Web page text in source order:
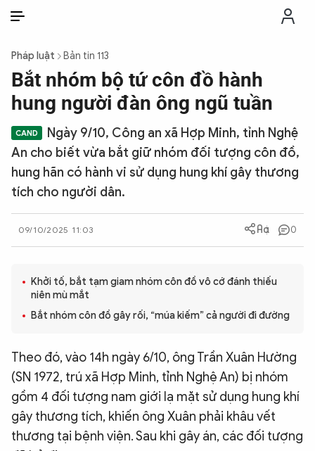
THỜI SỰ
CHỐNG DIỄN BIẾN HÒA BÌNH
CÔNG AN TRONG LÒNG DÂN
PHÁP LUẬT
CÔNG NGHỆ
VĂN HÓA - THỂ THAO
BẠN ĐỌC & CAND
Pháp luật Bản tin 113
Bắt nhóm bộ tứ côn đồ hành
hung người đàn ông ngũ tuần
Ngày 9/10, Công an xã Hợp Minh, tỉnh Nghệ
An cho biết vừa bắt giữ nhóm đối tượng côn đồ,
hung hãn có hành vi sử dụng hung khí gây thương
tích cho người dân.
09/10/2025 11:03 0
Khởi tố, bắt tạm giam nhóm côn đồ vô cớ đánh thiếu
niên mù mắt
Bắt nhóm côn đồ gây rối, “múa kiếm” cả người đi đường
Theo đó, vào 14h ngày 6/10, ông Trần Xuân Hường
(SN 1972, trú xã Hợp Minh, tỉnh Nghệ An) bị nhóm
gồm 4 đối tượng nam giới lạ mặt sử dụng hung khí
gây thương tích, khiến ông Xuân phải khâu vết
thương tại bệnh viện. Sau khi gây án, các đối tượng